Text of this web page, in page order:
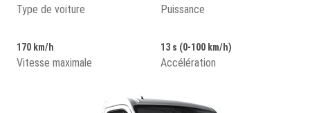
Type de voiture Puissance
170 km/h
Vitesse maximale
13 s (0-100 km/h)
Accélération